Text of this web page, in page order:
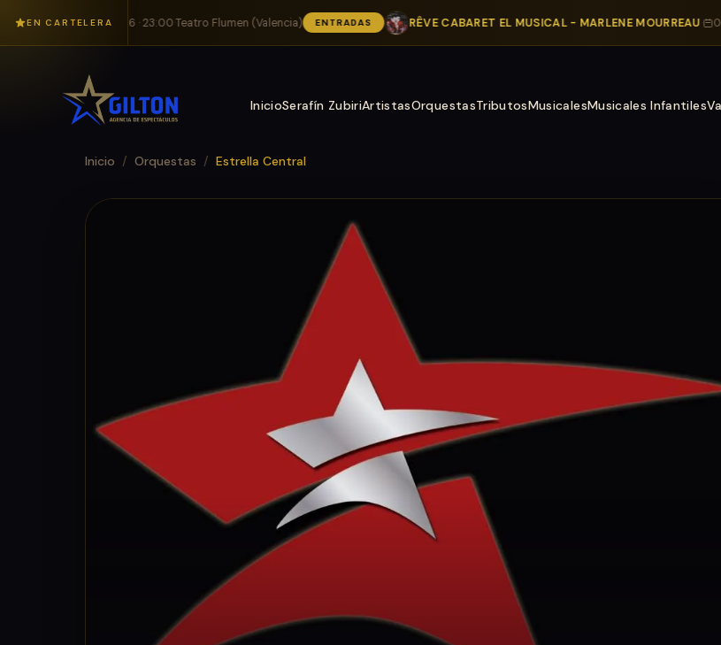
EN CARTELERA
· 14/11/2026 · 23:00 ·Teatro Flumen (Valencia) ENTRADAS RÊVE CABARET EL MUSICAL - MARLENE MOURREAU· 08/01/
InicioSerafín ZubiriArtistasOrquestasTributosMusicalesMusicales Infantiles
Inicio / Orquestas / Estrella Central